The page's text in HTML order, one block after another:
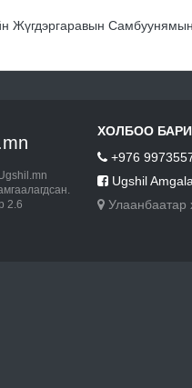
Жүгдэргаравын Самбуунямын
2.6
ХОЛБОО
+976
Ugshil
Улаанбаатар